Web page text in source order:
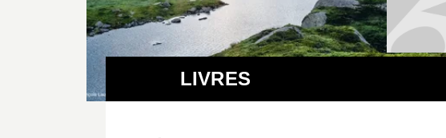
LIVRES